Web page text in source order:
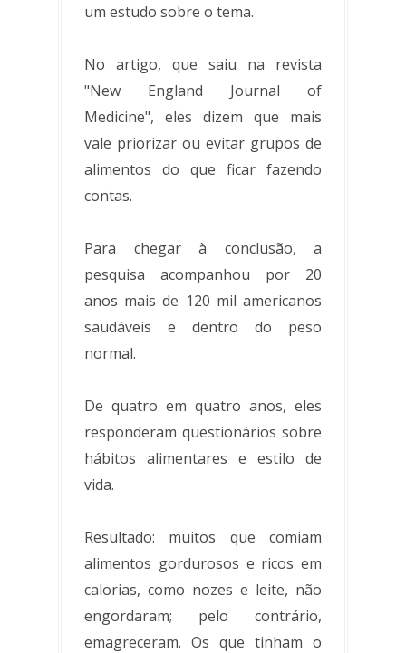
um estudo sobre o tema.
No artigo, que saiu na revista
"New England Journal of
Medicine", eles dizem que mais
vale priorizar ou evitar grupos de
alimentos do que ficar fazendo
contas.
Para chegar à conclusão, a
pesquisa acompanhou por 20
anos mais de 120 mil americanos
saudáveis e dentro do peso
normal.
De quatro em quatro anos, eles
responderam questionários sobre
hábitos alimentares e estilo de
vida.
Resultado: muitos que comiam
alimentos gordurosos e ricos em
calorias, como nozes e leite, não
engordaram; pelo contrário,
emagreceram. Os que tinham o